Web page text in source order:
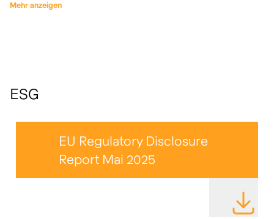
Mehr anzeigen
ESG
EU Regulatory Disclosure
Report Mai 2025
DATEI